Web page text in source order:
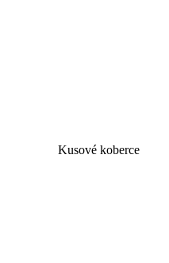
Kusové koberce